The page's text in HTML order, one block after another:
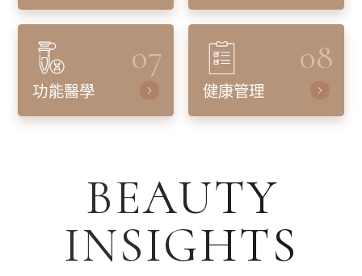
07
功能醫學
08
健康管理
BEAUTY
INSIGHTS